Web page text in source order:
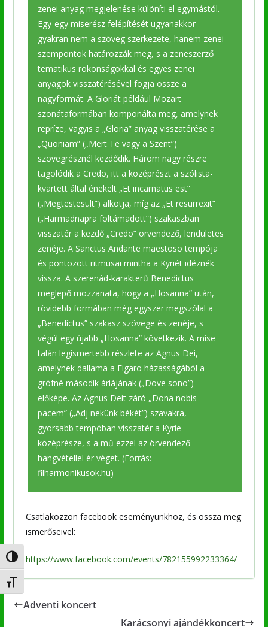
Nagy kontraszt váltása
Betűméret váltása
zenei anyag megjelenése különíti el egymástól.
Egy-egy miserész felépítését ugyanakkor
gyakran nem a szöveg szerkezete, hanem zenei
szempontok határozzák meg, s a zeneszerző
tematikus rokonságokkal és egyes zenei
anyagok visszatérésével fogja össze a
nagyformát. A Gloriát például Mozart
szonátaformában komponálta meg, amelynek
repríze, vagyis a „Gloria” anyag visszatérése a
„Quoniam” („Mert Te vagy a Szent”)
szövegrésznél kezdődik. Három nagy részre
tagolódik a Credo, itt a középrészt a szólista-
kvartett által énekelt „Et incarnatus est”
(„Megtestesült”) alkotja, míg az „Et resurrexit”
(„Harmadnapra föltámadott”) szakaszban
visszatér a kezdő „Credo” örvendező, lendületes
zenéje. A Sanctus Andante maestoso tempója
és pontozott ritmusai mintha a Kyriét idéznék
vissza. A szerenád-karakterű Benedictus
meglepő mozzanata, hogy a „Hosanna” után,
rövidebb formában még egyszer megszólal a
„Benedictus” szakasz szövege és zenéje, s
végül egy újabb „Hosanna” következik. A mise
talán legismertebb részlete az Agnus Dei,
amelynek dallama a Figaro házasságából a
grófné második áriájának („Dove sono”)
előképe. Az Agnus Deit záró „Dona nobis
pacem” („Adj nekünk békét”) szavakra,
gyorsabb tempóban visszatér a Kyrie
középrésze, s a mű ezzel az örvendező
hangvétellel ér véget. (Forrás:
filharmonikusok.hu)
Csatlakozzon facebook eseményünkhöz, és ossza meg
ismerőseivel:
https://www.facebook.com/events/782155992233364/
Adventi koncert
Karácsonyi ajándékkoncert